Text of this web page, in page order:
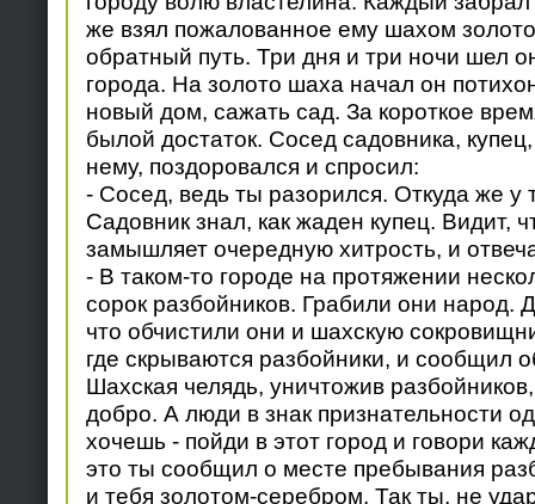
же взял пожалованное ему шахом
обратный путь. Три дня и три ночи шел
города. На золото шаха начал он
новый дом, сажать сад. За короткое
былой достаток. Сосед садовника,
нему, поздоровался и спросил:
- Сосед, ведь ты разорился. Откуда же у
Садовник знал, как жаден купец. Видит,
замышляет очередную хитрость, и
- В таком-то городе на протяжении
сорок разбойников. Грабили они народ.
что обчистили они и шахскую
где скрываются разбойники, и сообщил
Шахская челядь, уничтожив
добро. А люди в знак признательности
хочешь - пойди в этот город и говори
это ты сообщил о месте пребывания
и тебя золотом-серебром. Так ты, не